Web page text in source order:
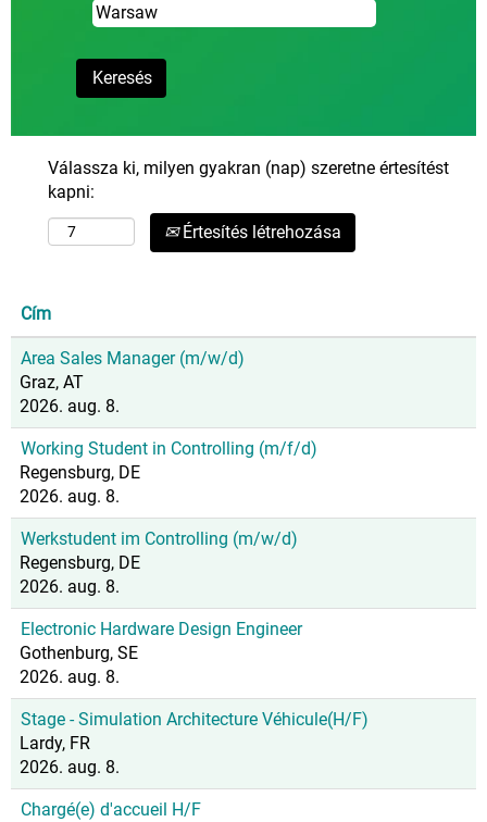
Válassza ki, milyen gyakran (nap) szeretne értesítést
kapni:
Értesítés létrehozása
Cím
Area Sales Manager (m/w/d)
Graz, AT
2026. aug. 8.
Working Student in Controlling (m/f/d)
Regensburg, DE
2026. aug. 8.
Werkstudent im Controlling (m/w/d)
Regensburg, DE
2026. aug. 8.
Electronic Hardware Design Engineer
Gothenburg, SE
2026. aug. 8.
Stage - Simulation Architecture Véhicule(H/F)
Lardy, FR
2026. aug. 8.
Chargé(e) d'accueil H/F